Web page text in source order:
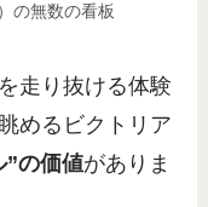
の無数の看板
走り抜ける体験
めるビクトリア
”の価値がありま